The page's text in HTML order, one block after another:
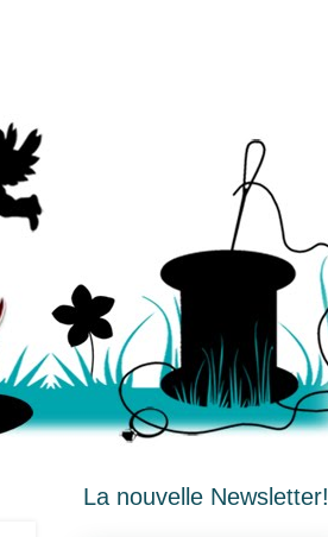
La nouvelle Newsletter!